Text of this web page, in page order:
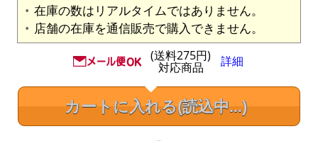
在庫の数はリアルタイムではありません。
店舗の在庫を通信販売で購入できません。
(送料275円)
対応商品 詳細
カートに入れる(読込中...)